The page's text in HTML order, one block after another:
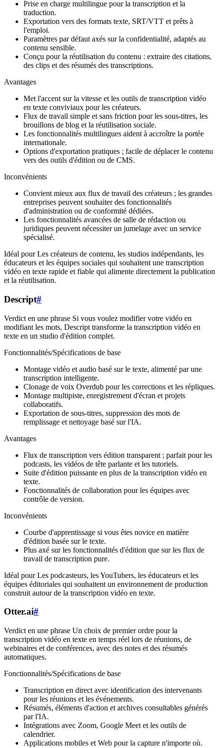
Prise en charge multilingue pour la transcription et la
traduction.
Exportation vers des formats texte, SRT/VTT et prêts à
l'emploi.
Paramètres par défaut axés sur la confidentialité, adaptés au
contenu sensible.
Conçu pour la réutilisation du contenu : extraire des citations,
des clips et des résumés des transcriptions.
Avantages
Met l'accent sur la vitesse et les outils de transcription vidéo
en texte conviviaux pour les créateurs.
Flux de travail simple et sans friction pour les sous-titres, les
brouillons de blog et la réutilisation sociale.
Les fonctionnalités multilingues aident à accroître la portée
internationale.
Options d'exportation pratiques ; facile de déplacer le contenu
vers des outils d'édition ou de CMS.
Inconvénients
Convient mieux aux flux de travail des créateurs ; les grandes
entreprises peuvent souhaiter des fonctionnalités
d'administration ou de conformité dédiées.
Les fonctionnalités avancées de salle de rédaction ou
juridiques peuvent nécessiter un jumelage avec un service
spécialisé.
Idéal pour Les créateurs de contenu, les studios indépendants, les
éducateurs et les équipes sociales qui souhaitent une transcription
vidéo en texte rapide et fiable qui alimente directement la publication
et la réutilisation.
Descript#
Verdict en une phrase Si vous voulez modifier votre vidéo en
modifiant les mots, Descript transforme la transcription vidéo en
texte en un studio d'édition complet.
Fonctionnalités/Spécifications de base
Montage vidéo et audio basé sur le texte, alimenté par une
transcription intelligente.
Clonage de voix Overdub pour les corrections et les répliques.
Montage multipiste, enregistrement d'écran et projets
collaboratifs.
Exportation de sous-titres, suppression des mots de
remplissage et nettoyage basé sur l'IA.
Avantages
Flux de transcription vers édition transparent ; parfait pour les
podcasts, les vidéos de tête parlante et les tutoriels.
Suite d'édition puissante en plus de la transcription vidéo en
texte.
Fonctionnalités de collaboration pour les équipes avec
contrôle de version.
Inconvénients
Courbe d'apprentissage si vous êtes novice en matière
d'édition basée sur le texte.
Plus axé sur les fonctionnalités d'édition que sur les flux de
travail de transcription pure.
Idéal pour Les podcasteurs, les YouTubers, les éducateurs et les
équipes éditoriales qui souhaitent un environnement de production
construit autour de la transcription vidéo en texte.
Otter.ai#
Verdict en une phrase Un choix de premier ordre pour la
transcription vidéo en texte en temps réel lors de réunions, de
webinaires et de conférences, avec des notes et des résumés
automatiques.
Fonctionnalités/Spécifications de base
Transcription en direct avec identification des intervenants
pour les réunions et les événements.
Résumés, éléments d'action et archives consultables générés
par l'IA.
Intégrations avec Zoom, Google Meet et les outils de
calendrier.
Applications mobiles et Web pour la capture n'importe où.